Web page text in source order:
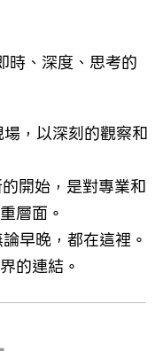
、深度、思考的
，以深刻的觀察和
開始，是對專業和
層面。
早晚，都在這裡。
的連結。